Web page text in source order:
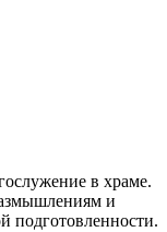
в храме.
и
подготовленности.